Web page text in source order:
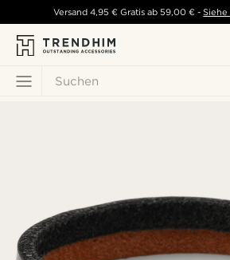
Suchen
Versand 4,95 € Gratis ab 59,00 € - Siehe